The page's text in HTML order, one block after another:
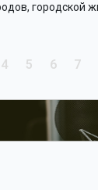
городской
Trang
4 Trang
5 Trang
6 7